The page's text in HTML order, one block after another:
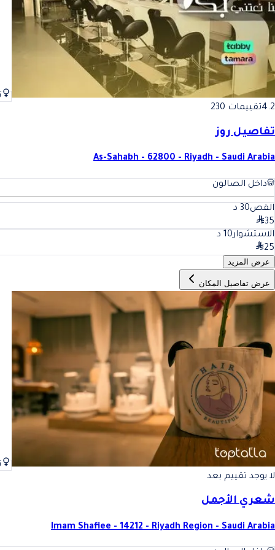
4.2تقييمات 230
تفاصيل روز
As-Sahabh - 62800 - Riyadh - Saudi Arabia
داخل الصالون
القص30 د
35
الاستشوار10 د
25
عرض المزيد
عرض تفاصيل المكان
لا يوجد تقييم بعد
شعري الأجمل
Imam Shafiee - 14212 - Riyadh Region - Saudi Arabia